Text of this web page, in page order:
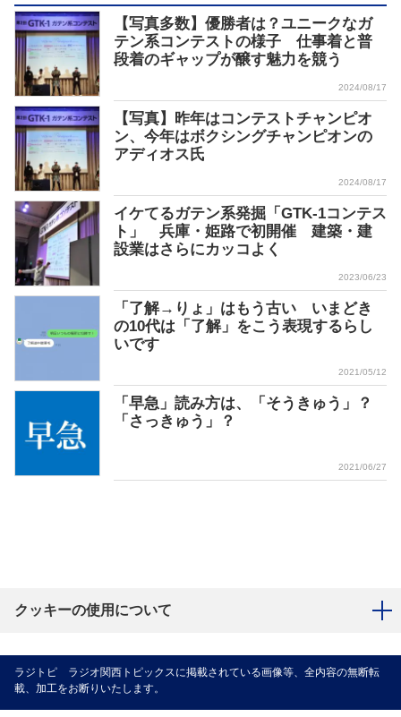
【写真多数】優勝者は？ユニークなガ
テン系コンテストの様子 仕事着と普
段着のギャップが醸す魅力を競う
2024/08/17
【写真】昨年はコンテストチャンピオ
ン、今年はボクシングチャンピオンの
アディオス氏
2024/08/17
イケてるガテン系発掘「GTK-1コンテス
ト」 兵庫・姫路で初開催 建築・建
設業はさらにカッコよく
2023/06/23
「了解→りょ」はもう古い いまどき
の10代は「了解」をこう表現するらし
いです
2021/05/12
「早急」読み方は、「そうきゅう」？
「さっきゅう」？
2021/06/27
クッキーの使用について
ラジトピ ラジオ関西トピックスに掲載されている画像等、全内容の無断転
載、加工をお断りいたします。